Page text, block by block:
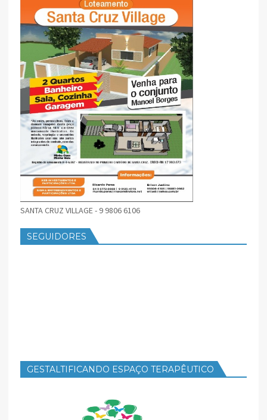
SANTA CRUZ VILLAGE - 9 9806 6106
SEGUIDORES
GESTALTIFICANDO ESPAÇO TERAPÊUTICO